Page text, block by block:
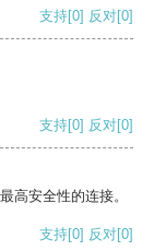
支持[0] 反对[0]
支持[0] 反对[0]
高安全性的连接。
支持[0] 反对[0]